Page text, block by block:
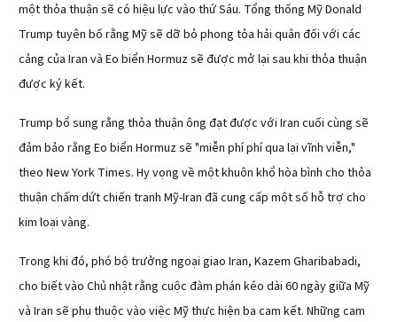
một thỏa thuận sẽ có hiệu lực vào thứ Sáu. Tổng thống Mỹ Donald
Trump tuyên bố rằng Mỹ sẽ dỡ bỏ phong tỏa hải quân đối với các
cảng của Iran và Eo biển Hormuz sẽ được mở lại sau khi thỏa thuận
được ký kết.
Trump bổ sung rằng thỏa thuận ông đạt được với Iran cuối cùng sẽ
đảm bảo rằng Eo biển Hormuz sẽ "miễn phí phí qua lại vĩnh viễn,"
theo New York Times. Hy vọng về một khuôn khổ hòa bình cho thỏa
thuận chấm dứt chiến tranh Mỹ-Iran đã cung cấp một số hỗ trợ cho
kim loại vàng.
Trong khi đó, phó bộ trưởng ngoại giao Iran, Kazem Gharibabadi,
cho biết vào Chủ nhật rằng cuộc đàm phán kéo dài 60 ngày giữa Mỹ
và Iran sẽ phụ thuộc vào việc Mỹ thực hiện ba cam kết. Những cam